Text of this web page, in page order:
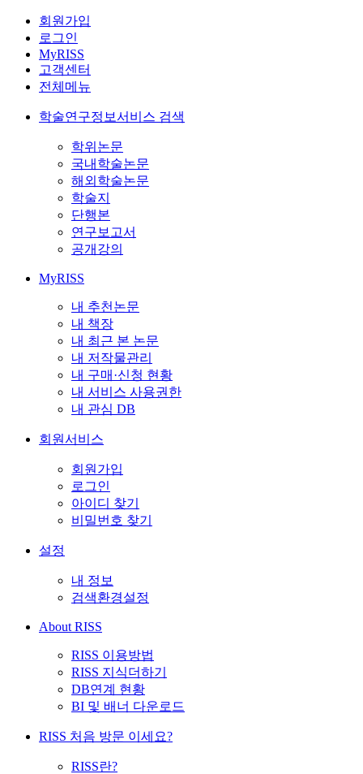
회원가입
로그인
MyRISS
고객센터
전체메뉴
학술연구정보서비스 검색
학위논문
국내학술논문
해외학술논문
학술지
단행본
연구보고서
공개강의
MyRISS
내 추천논문
내 책장
내 최근 본 논문
내 저작물관리
내 구매·신청 현황
내 서비스 사용권한
내 관심 DB
회원서비스
회원가입
로그인
아이디 찾기
비밀번호 찾기
설정
내 정보
검색환경설정
About RISS
RISS 이용방법
RISS 지식더하기
DB연계 현황
BI 및 배너 다운로드
RISS 처음 방문 이세요?
RISS란?